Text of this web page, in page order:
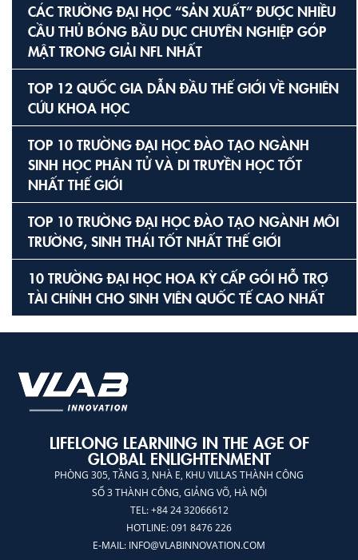
CÁC TRƯỜNG ĐẠI HỌC “SẢN XUẤT” ĐƯỢC NHIỀU
CẦU THỦ BÓNG BẦU DỤC CHUYÊN NGHIỆP GÓP
MẶT TRONG GIẢI NFL NHẤT
TOP 12 QUỐC GIA DẪN ĐẦU THẾ GIỚI VỀ NGHIÊN
CỨU KHOA HỌC
TOP 10 TRƯỜNG ĐẠI HỌC ĐÀO TẠO NGÀNH
SINH HỌC PHÂN TỬ VÀ DI TRUYỀN HỌC TỐT
NHẤT THẾ GIỚI
TOP 10 TRƯỜNG ĐẠI HỌC ĐÀO TẠO NGÀNH MÔI
TRƯỜNG, SINH THÁI TỐT NHẤT THẾ GIỚI
10 TRƯỜNG ĐẠI HỌC HOA KỲ CẤP GÓI HỖ TRỢ
TÀI CHÍNH CHO SINH VIÊN QUỐC TẾ CAO NHẤT
LIFELONG LEARNING IN THE AGE OF
GLOBAL ENLIGHTENMENT
PHÒNG 305, TẦNG 3, NHÀ E, KHU VILLAS THÀNH CÔNG
SỐ 3 THÀNH CÔNG, GIẢNG VÕ, HÀ NỘI
TEL: +84 24 32066612
HOTLINE: 091 8476 226
E-MAIL: INFO@VLABINNOVATION.COM